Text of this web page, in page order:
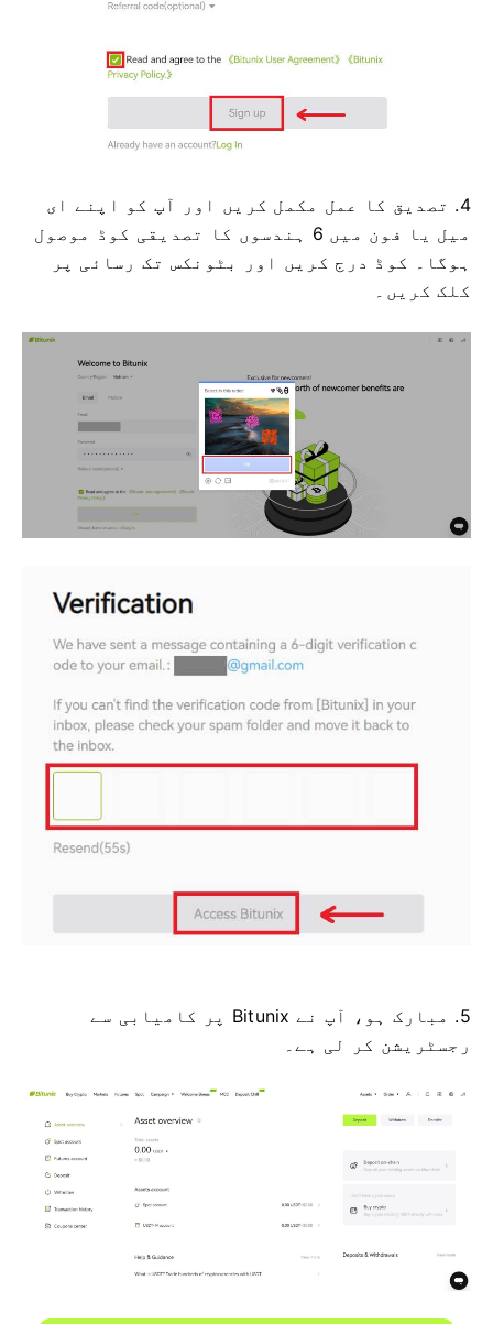
4. تصدیق کا عمل مکمل کریں اور آپ کو اپنے ای
میل یا فون میں 6 ہندسوں کا تصدیقی کوڈ موصول
ہوگا۔
کوڈ درج کریں اور بٹونکس تک رسائی پر
کلک کریں۔
5. مبارک ہو، آپ نے Bitunix پر کامیابی سے
رجسٹریشن کر لی ہے۔